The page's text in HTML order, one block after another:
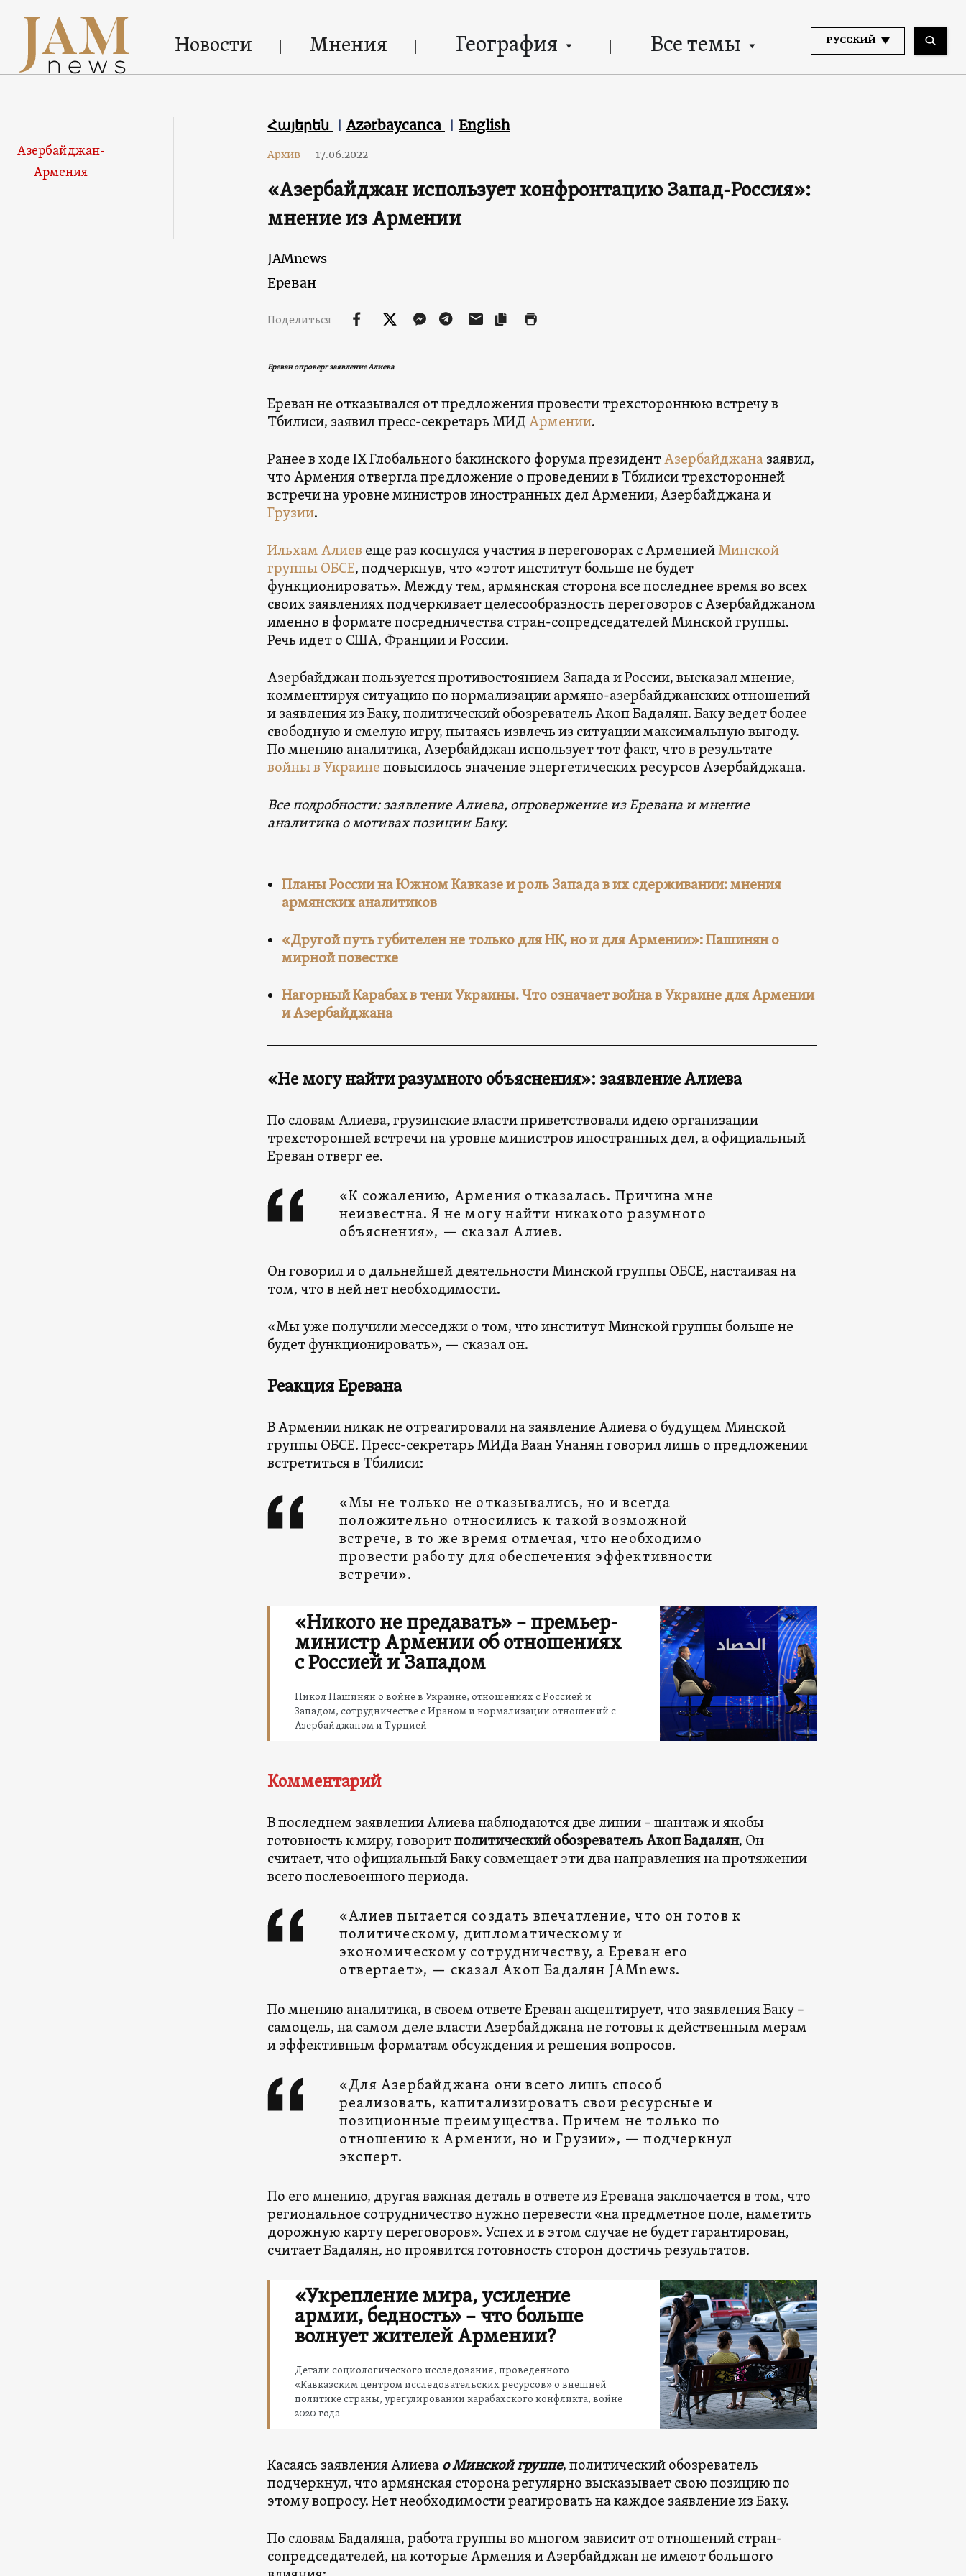
Новости Мнения География Все темы РУССКИЙ
Азербайджан-
Армения
Հայերեն Azərbaycanca English
Архив - 17.06.2022
«Азербайджан использует конфронтацию Запад-Россия»:
мнение из Армении
JAMnews
Ереван
Поделиться
Ереван опроверг заявление Алиева
Ереван не отказывался от предложения провести трехстороннюю встречу в
Тбилиси, заявил пресс-секретарь МИДАрмении.
Ранее в ходе IX Глобального бакинского форума президентАзербайджаназаявил,
что Армения отвергла предложение о проведении в Тбилиси трехсторонней
встречи на уровне министров иностранных дел Армении, Азербайджана и
Грузии.
Ильхам Алиев еще раз коснулся участия в переговорах с АрмениейМинской
группы ОБСЕ, подчеркнув, что «этот институт больше не будет
функционировать». Между тем, армянская сторона все последнее время во всех
своих заявлениях подчеркивает целесообразность переговоров с Азербайджаном
именно в формате посредничества стран-сопредседателей Минской группы.
Речь идет о США, Франции и России.
Азербайджан пользуется противостоянием Запада и России, высказал мнение,
комментируя ситуацию по нормализации армяно-азербайджанских отношений
и заявления из Баку, политический обозреватель Акоп Бадалян. Баку ведет более
свободную и смелую игру, пытаясь извлечь из ситуации максимальную выгоду.
По мнению аналитика, Азербайджан использует тот факт, что в результате
войны в Украинеповысилось значение энергетических ресурсов Азербайджана.
Все подробности: заявление Алиева, опровержение из Еревана и мнение
аналитика о мотивах позиции Баку.
Планы России на Южном Кавказе и роль Запада в их сдерживании: мнения
армянских аналитиков
«Другой путь губителен не только для НК, но и для Армении»: Пашинян о
мирной повестке
Нагорный Карабах в тени Украины. Что означает война в Украине для Армении
и Азербайджана
«Не могу найти разумного объяснения»: заявление Алиева
По словам Алиева, грузинские власти приветствовали идею организации
трехсторонней встречи на уровне министров иностранных дел, а официальный
Ереван отверг ее.
«К сожалению, Армения отказалась. Причина мне
неизвестна. Я не могу найти никакого разумного
объяснения», — сказал Алиев.
Он говорил и о дальнейшей деятельности Минской группы ОБСЕ, настаивая на
том, что в ней нет необходимости.
«Мы уже получили месседжи о том, что институт Минской группы больше не
будет функционировать», — сказал он.
Реакция Еревана
В Армении никак не отреагировали на заявление Алиева о будущем Минской
группы ОБСЕ. Пресс-секретарь МИДа Ваан Унанян говорил лишь о предложении
встретиться в Тбилиси:
«Мы не только не отказывались, но и всегда
положительно относились к такой возможной
встрече, в то же время отмечая, что необходимо
провести работу для обеспечения эффективности
встречи».
«Никого не предавать» – премьер-
министр Армении об отношениях
с Россией и Западом
Никол Пашинян о войне в Украине, отношениях с Россией и
Западом, сотрудничестве с Ираном и нормализации отношений с
Азербайджаном и Турцией
Комментарий
В последнем заявлении Алиева наблюдаются две линии – шантаж и якобы
готовность к миру, говоритполитический обозреватель Акоп Бадалян, Он
считает, что официальный Баку совмещает эти два направления на протяжении
всего послевоенного периода.
«Алиев пытается создать впечатление, что он готов к
политическому, дипломатическому и
экономическому сотрудничеству, а Ереван его
отвергает», — сказал Акоп Бадалян JAMnews.
По мнению аналитика, в своем ответе Ереван акцентирует, что заявления Баку –
самоцель, на самом деле власти Азербайджана не готовы к действенным мерам
и эффективным форматам обсуждения и решения вопросов.
«Для Азербайджана они всего лишь способ
реализовать, капитализировать свои ресурсные и
позиционные преимущества. Причем не только по
отношению к Армении, но и Грузии», — подчеркнул
эксперт.
По его мнению, другая важная деталь в ответе из Еревана заключается в том, что
региональное сотрудничество нужно перевести «на предметное поле, наметить
дорожную карту переговоров». Успех и в этом случае не будет гарантирован,
считает Бадалян, но проявится готовность сторон достичь результатов.
«Укрепление мира, усиление
армии, бедность» – что больше
волнует жителей Армении?
Детали социологического исследования, проведенного
«Кавказским центром исследовательских ресурсов» о внешней
политике страны, урегулировании карабахского конфликта, войне
2020 года
Касаясь заявления Алиевао Минской группе, политический обозреватель
подчеркнул, что армянская сторона регулярно высказывает свою позицию по
этому вопросу. Нет необходимости реагировать на каждое заявление из Баку.
По словам Бадаляна, работа группы во многом зависит от отношений стран-
сопредседателей, на которые Армения и Азербайджан не имеют большого